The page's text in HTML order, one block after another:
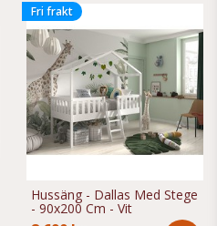
Fri frakt
Hussäng - Dallas Med Stege
- 90x200 Cm - Vit